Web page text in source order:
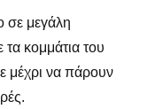
σε μεγάλη
κομμάτια του
μέχρι να πάρουν